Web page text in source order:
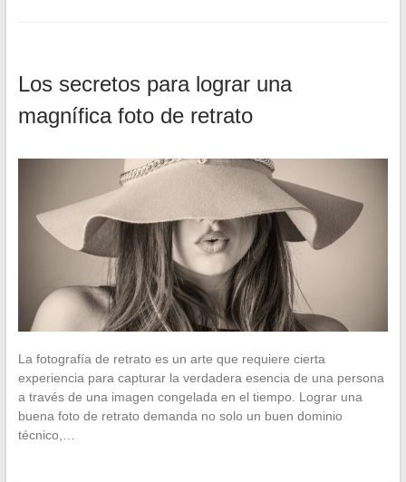
Los secretos para lograr una
magnífica foto de retrato
La fotografía de retrato es un arte que requiere cierta
experiencia para capturar la verdadera esencia de una persona
a través de una imagen congelada en el tiempo. Lograr una
buena foto de retrato demanda no solo un buen dominio
técnico,…